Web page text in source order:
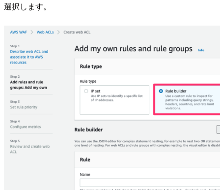
選択します。